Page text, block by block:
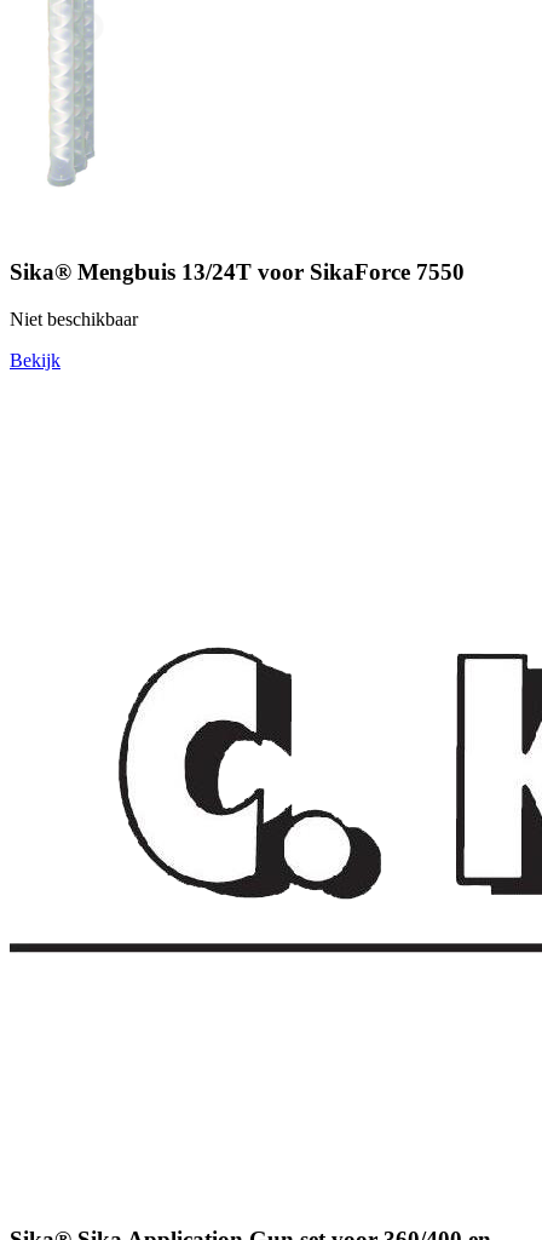
Sika® Mengbuis 13/24T voor SikaForce 7550
Niet beschikbaar
Bekijk